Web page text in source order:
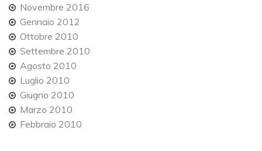
Novembre 2016
Gennaio 2012
Ottobre 2010
Settembre 2010
Agosto 2010
Luglio 2010
Giugno 2010
Marzo 2010
Febbraio 2010